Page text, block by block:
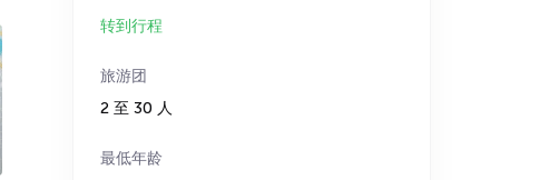
转到行程
旅游团
2 至 30 人
最低年龄